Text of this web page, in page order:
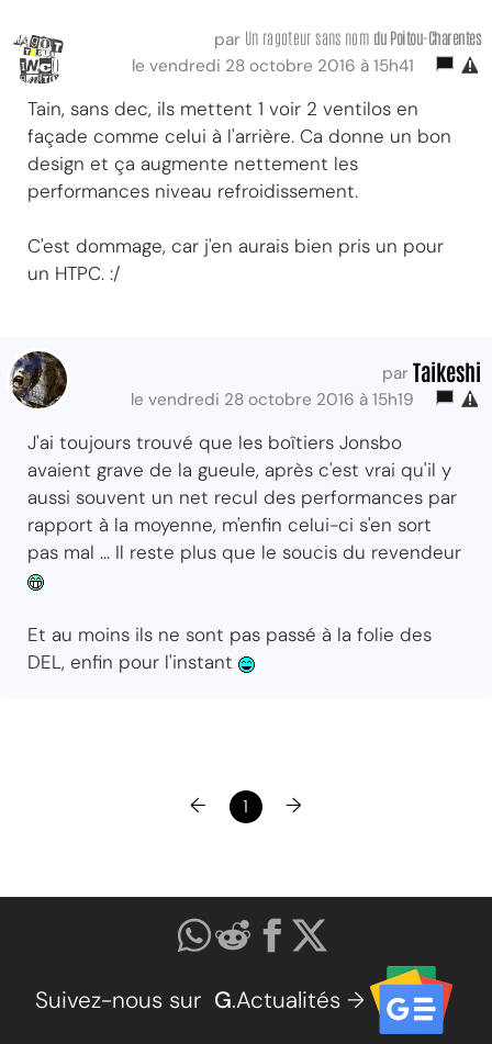
par Un ragoteur sans nom du Poitou-Charentes
le vendredi 28 octobre 2016 à 15h41
Tain, sans dec, ils mettent 1 voir 2 ventilos en
façade comme celui à l'arrière. Ca donne un bon
design et ça augmente nettement les
performances niveau refroidissement.
C'est dommage, car j'en aurais bien pris un pour
un HTPC. :/
par Taikeshi
le vendredi 28 octobre 2016 à 15h19
J'ai toujours trouvé que les boîtiers Jonsbo
avaient grave de la gueule, après c'est vrai qu'il y
aussi souvent un net recul des performances par
rapport à la moyenne, m'enfin celui-ci s'en sort
pas mal ... Il reste plus que le soucis du revendeur
Et au moins ils ne sont pas passé à la folie des
DEL, enfin pour l'instant
← 1 →
Suivez-nous sur G.Actualités →